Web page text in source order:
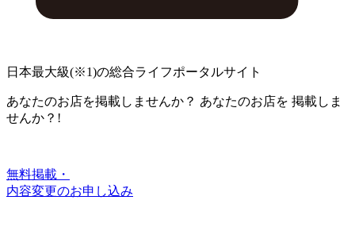
日本最大級(※1)の総合ライフポータルサイト
あなたのお店を掲載しませんか？ あなたのお店を 掲載しま
せんか？!
無料掲載・
内容変更のお申し込み